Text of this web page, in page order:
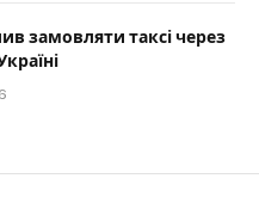
замовляти таксі через